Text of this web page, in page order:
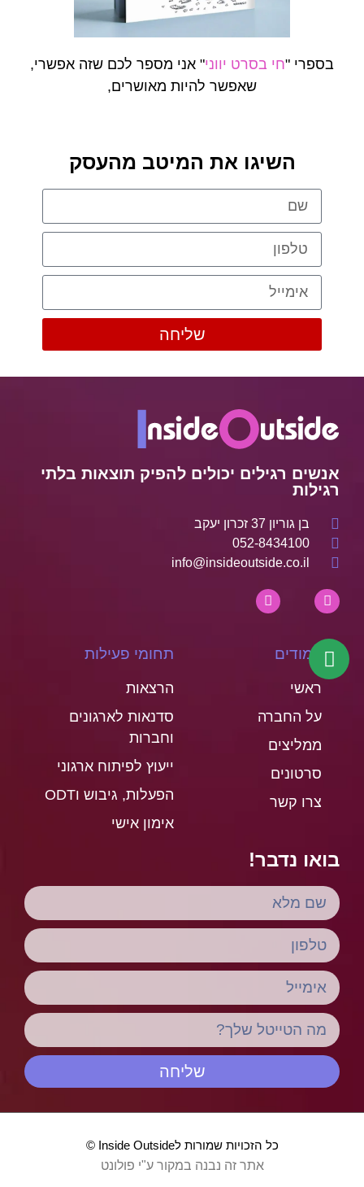
בספרי "חי בסרט יווני" אני מספר לכם שזה אפשרי,
שאפשר להיות מאושרים,
השיגו את המיטב מהעסק
שליחה
אנשים רגילים יכולים להפיק תוצאות בלתי
רגילות
בן גוריון 37 זכרון יעקב
052-8434100
info@insideoutside.co.il
עמודים
ראשי
על החברה
ממליצים
סרטונים
צרו קשר
תחומי פעילות
הרצאות
סדנאות לארגונים
וחברות
ייעוץ לפיתוח ארגוני
הפעלות, גיבוש וODT
אימון אישי
בואו נדבר!
שליחה
כל הזכויות שמורות לInside Outside ©
אתר זה נבנה במקור ע"י פולונט